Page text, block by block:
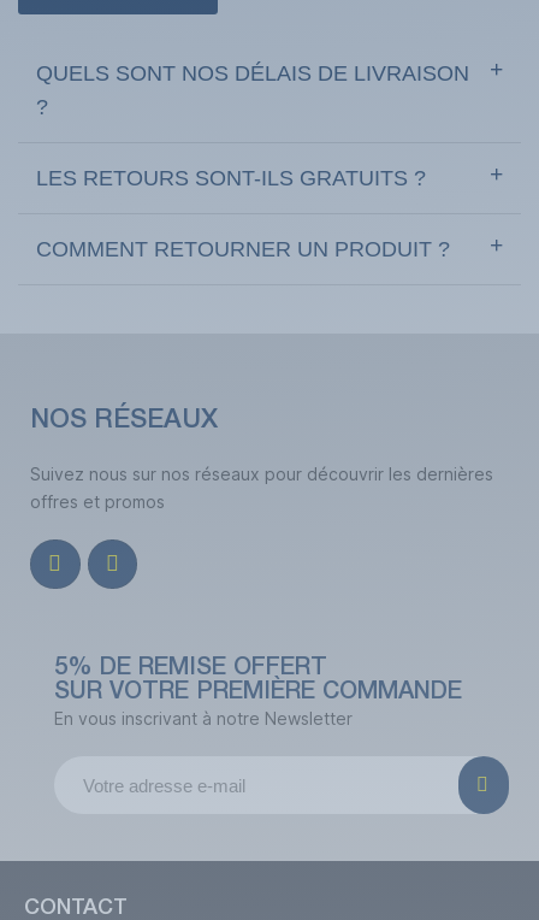
QUELS SONT NOS DÉLAIS DE LIVRAISON
?
LES RETOURS SONT-ILS GRATUITS ?
COMMENT RETOURNER UN PRODUIT ?
NOS RÉSEAUX
Suivez nous sur nos réseaux pour découvrir les dernières
offres et promos
5% DE REMISE OFFERT
SUR VOTRE PREMIÈRE COMMANDE
En vous inscrivant à notre Newsletter
CONTACT